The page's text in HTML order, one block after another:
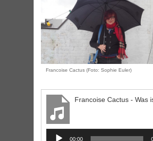
Francoise Cactus (Foto: Sophie Euler)
Audio
00:00